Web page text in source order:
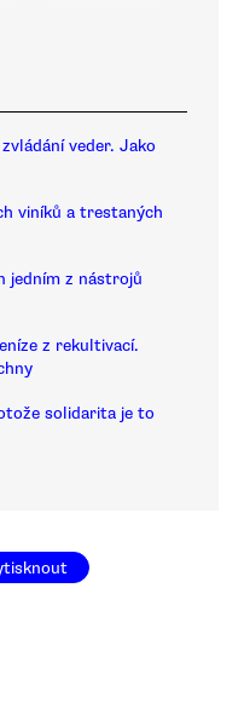
veder. Jako
viníků a trestaných
jedním z nástrojů
z rekultivací.
solidarita je to